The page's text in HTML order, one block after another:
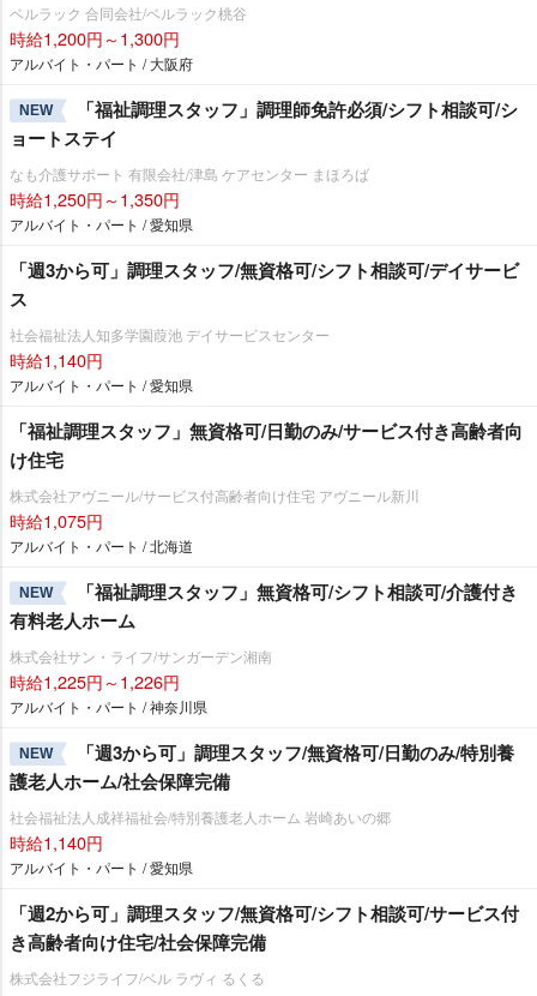
ベルラック 合同会社/ベルラック桃谷
時給1,200円～1,300円
アルバイト・パート / 大阪府
NEW
「福祉調理スタッフ」調理師免許必須/シフト相談可/シ
ョートステイ
なも介護サポート 有限会社/津島 ケアセンター まほろば
時給1,250円～1,350円
アルバイト・パート / 愛知県
「週3から可」調理スタッフ/無資格可/シフト相談可/デイサービ
ス
社会福祉法人知多学園葭池 デイサービスセンター
時給1,140円
アルバイト・パート / 愛知県
「福祉調理スタッフ」無資格可/日勤のみ/サービス付き高齢者向
け住宅
株式会社アヴニール/サービス付高齢者向け住宅 アヴニール新川
時給1,075円
アルバイト・パート / 北海道
NEW
「福祉調理スタッフ」無資格可/シフト相談可/介護付き
有料老人ホーム
株式会社サン・ライフ/サンガーデン湘南
時給1,225円～1,226円
アルバイト・パート / 神奈川県
NEW
「週3から可」調理スタッフ/無資格可/日勤のみ/特別養
護老人ホーム/社会保障完備
社会福祉法人成祥福祉会/特別養護老人ホーム 岩崎あいの郷
時給1,140円
アルバイト・パート / 愛知県
「週2から可」調理スタッフ/無資格可/シフト相談可/サービス付
き高齢者向け住宅/社会保障完備
株式会社フジライフ/ベル ラヴィ るくる